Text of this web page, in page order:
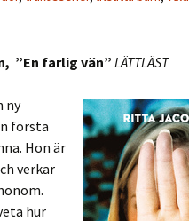
”En farlig vän” LÄTTLÄST
ny
första
Hon är
verkar
hur